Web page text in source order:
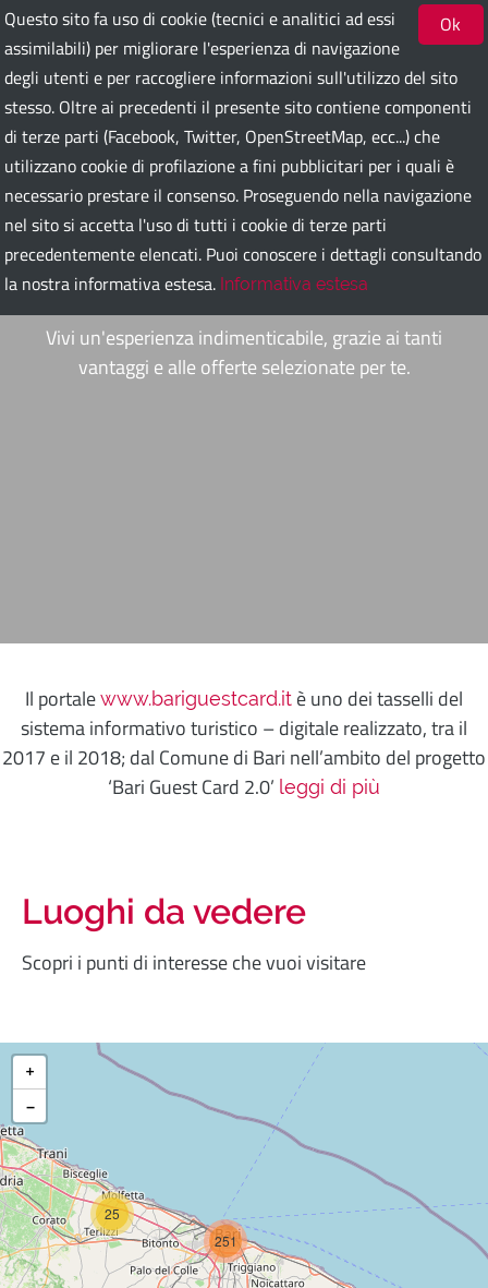
Ok
Questo sito fa uso di cookie (tecnici e analitici ad essi
assimilabili) per migliorare l'esperienza di navigazione
degli utenti e per raccogliere informazioni sull'utilizzo del sito
stesso. Oltre ai precedenti il presente sito contiene componenti
di terze parti (Facebook, Twitter, OpenStreetMap, ecc...) che
utilizzano cookie di profilazione a fini pubblicitari per i quali è
necessario prestare il consenso. Proseguendo nella navigazione
nel sito si accetta l'uso di tutti i cookie di terze parti
precedentemente elencati. Puoi conoscere i dettagli consultando
la nostra informativa estesa. Informativa estesa
Bari Guest Card
ITA ENG DEU SPA FRA RUS
Bari Guest Card
Vivi un'esperienza indimenticabile, grazie ai tanti
vantaggi e alle offerte selezionate per te.
Il portalewww.bariguestcard.it è uno dei tasselli del
sistema informativo turistico – digitale realizzato, tra il
2017 e il 2018; dal Comune di Bari nell’ambito del progetto
‘Bari Guest Card 2.0’ leggi di più
Luoghi da vedere
Scopri i punti di interesse che vuoi visitare
25
251
+
-